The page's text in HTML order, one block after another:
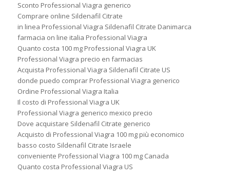
Sconto Professional Viagra generico
Comprare online Sildenafil Citrate
in linea Professional Viagra Sildenafil Citrate Danimarca
farmacia on line italia Professional Viagra
Quanto costa 100 mg Professional Viagra UK
Professional Viagra precio en farmacias
Acquista Professional Viagra Sildenafil Citrate US
donde puedo comprar Professional Viagra generico
Ordine Professional Viagra Italia
Il costo di Professional Viagra UK
Professional Viagra generico mexico precio
Dove acquistare Sildenafil Citrate generico
Acquisto di Professional Viagra 100 mg più economico
basso costo Sildenafil Citrate Israele
conveniente Professional Viagra 100 mg Canada
Quanto costa Professional Viagra US